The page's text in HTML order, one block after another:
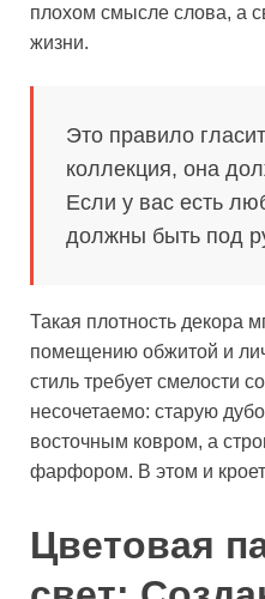
плохом смысле слова, а
жизни.
Это правило
коллекция, она
Если у вас есть
должны быть под
Такая плотность декора
помещению обжитой и
стиль требует смелости
несочетаемо: старую
восточным ковром, а
фарфором. В этом и
Цветовая